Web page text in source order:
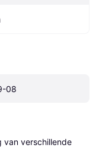
08
van verschillende